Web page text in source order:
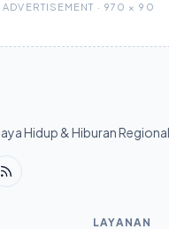
ADVERTISEMENT · 970 × 90
Hidup & Hiburan Regional
LAYANAN